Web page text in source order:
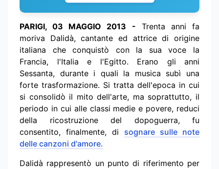
PARIGI, 03 MAGGIO 2013 - Trenta anni fa
moriva Dalidà, cantante ed attrice di origine
italiana che conquistò con la sua voce la
Francia, l'Italia e l'Egitto. Erano gli anni
Sessanta, durante i quali la musica subì una
forte trasformazione. Si tratta dell'epoca in cui
si consolidò il mito dell'arte, ma soprattutto, il
periodo in cui alle classi medie e povere, reduci
della ricostruzione del dopoguerra, fu
consentito, finalmente, di sognare sulle note
delle canzoni d'amore.
Dalidà rappresentò un punto di riferimento per